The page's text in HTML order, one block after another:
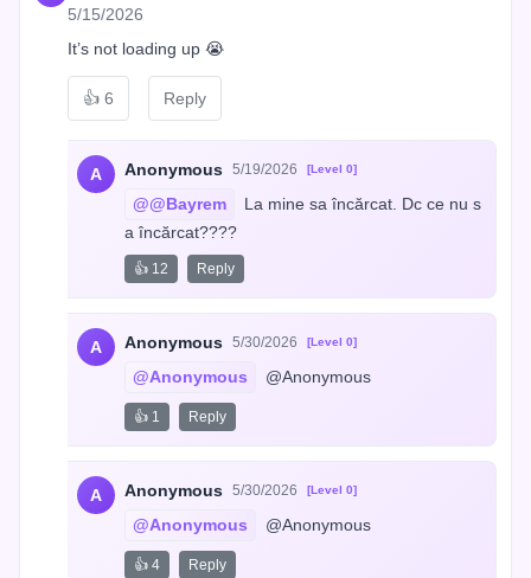
5/15/2026
It’s not loading up 😭
👍 6 Reply
A Anonymous 5/19/2026 [Level 0]
@@Bayrem
La mine sa încărcat. Dc ce nu s
a încărcat????
👍 12 Reply
A Anonymous 5/30/2026 [Level 0]
@Anonymous @Anonymous
👍 1 Reply
A Anonymous 5/30/2026 [Level 0]
@Anonymous @Anonymous
👍 4 Reply